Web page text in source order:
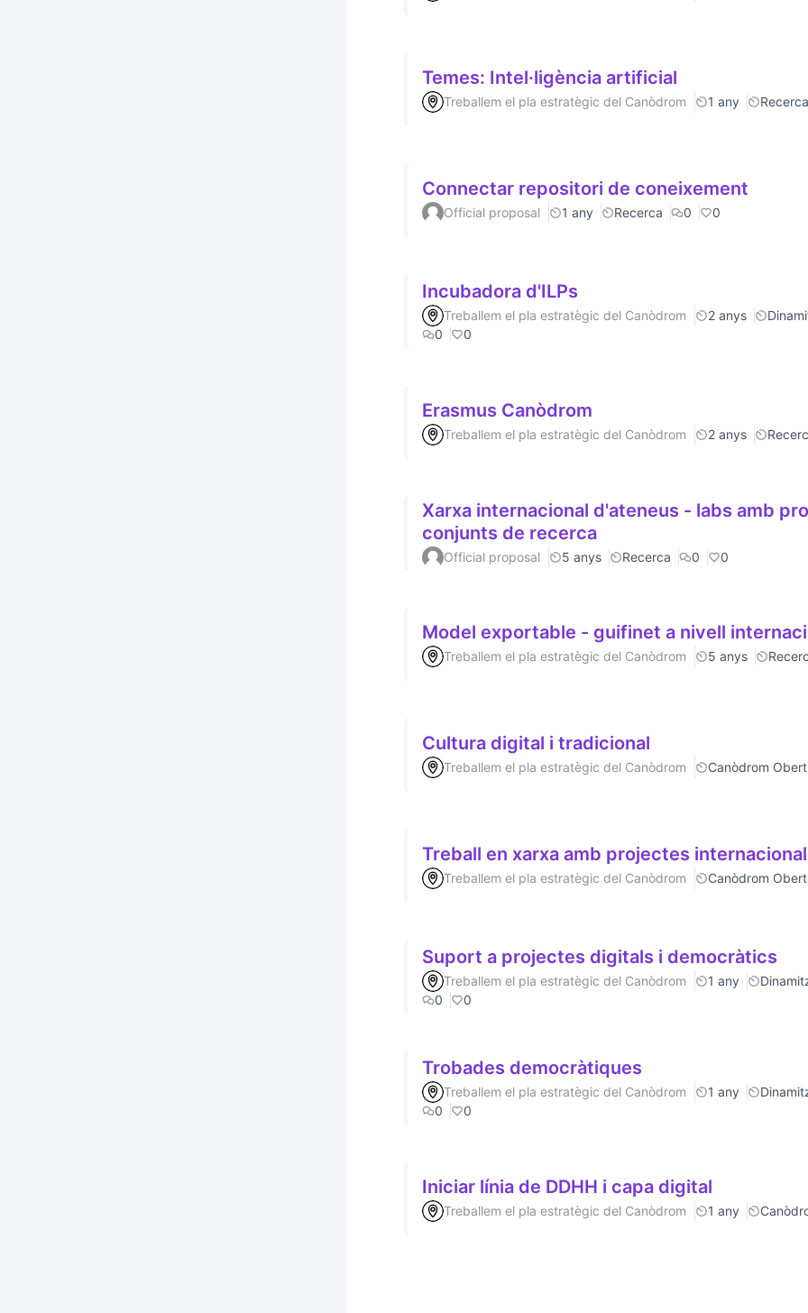
Temes: Intel·ligència artificial
Treballem el pla estratègic del Canòdrom 1 any Recerca
Connectar repositori de coneixement
Official proposal 1 any Recerca 0 0
Incubadora d'ILPs
Treballem el pla estratègic del Canòdrom 2 anys
0
0
Erasmus Canòdrom
Treballem el pla estratègic del Canòdrom 2 anys
Xarxa internacional d'ateneus - labs amb
conjunts de recerca
Official proposal 5 anys Recerca 0 0
Model exportable - guifinet a nivell
Treballem el pla estratègic del Canòdrom 5 anys
Cultura digital i tradicional
Treballem el pla estratègic del Canòdrom Canòdrom Obert
Treball en xarxa amb projectes
Treballem el pla estratègic del Canòdrom Canòdrom Obert
Suport a projectes digitals i democràtics
Treballem el pla estratègic del Canòdrom 1 any
0
0
Trobades democràtiques
Treballem el pla estratègic del Canòdrom 1 any
0
0
Iniciar línia de DDHH i capa digital
Treballem el pla estratègic del Canòdrom 1 any